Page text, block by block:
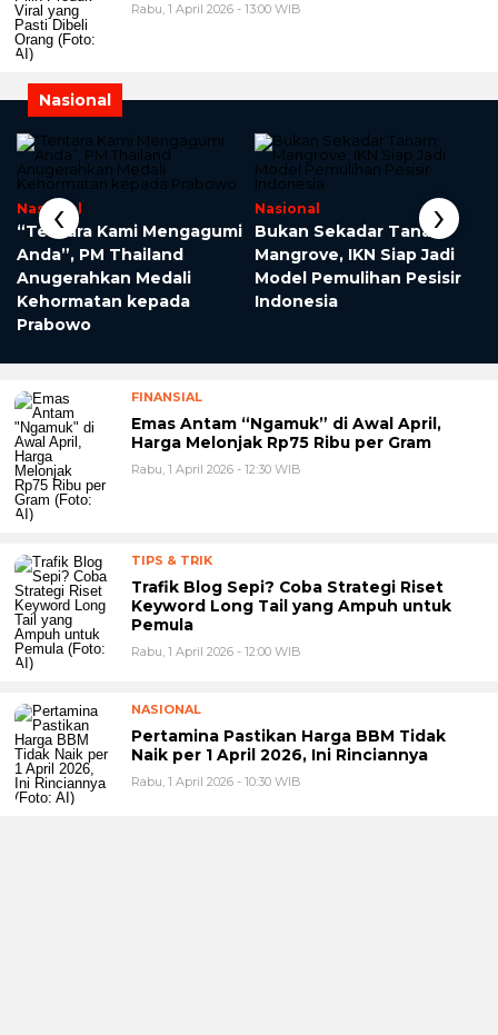
Rabu, 1 April 2026 - 13:00 WIB
Nasional
Nasional
“Tentara Kami Mengagumi
Anda”, PM Thailand
Anugerahkan Medali
Kehormatan kepada
Prabowo
Nasional
Bukan Sekadar Tanam
Mangrove, IKN Siap Jadi
Model Pemulihan Pesisir
Indonesia
‹ ›
FINANSIAL
Emas Antam “Ngamuk” di Awal April,
Harga Melonjak Rp75 Ribu per Gram
Rabu, 1 April 2026 - 12:30 WIB
TIPS & TRIK
Trafik Blog Sepi? Coba Strategi Riset
Keyword Long Tail yang Ampuh untuk
Pemula
Rabu, 1 April 2026 - 12:00 WIB
NASIONAL
Pertamina Pastikan Harga BBM Tidak
Naik per 1 April 2026, Ini Rinciannya
Rabu, 1 April 2026 - 10:30 WIB